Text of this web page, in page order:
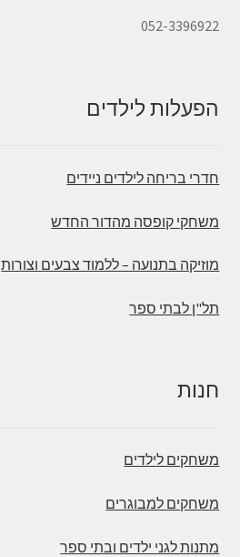
052-3396922
הפעלות לילדים
חדרי בריחה לילדים ניידים
משחקי קופסה מהדור החדש
מוזיקה בתנועה – ללמוד צבעים וצורות
תל"ן לבתי ספר
חנות
משחקים לילדים
משחקים למבוגרים
מתנות לגני ילדים ובתי ספר